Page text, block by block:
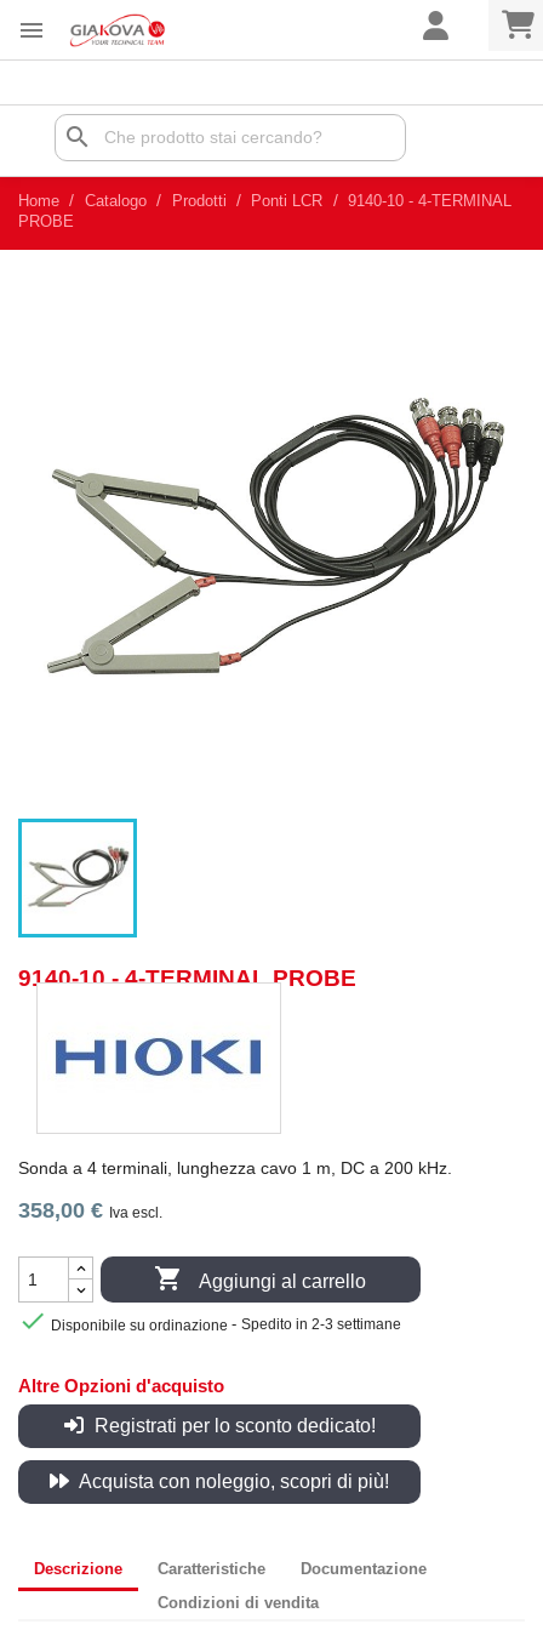

search
Home Catalogo Prodotti Ponti LCR
9140-10 - 4-TERMINAL
PROBE
9140-10 - 4-TERMINAL PROBE
Sonda a 4 terminali, lunghezza cavo 1 m, DC a 200 kHz.
358,00 € Iva escl.
 Aggiungi al carrello
 Disponibile su ordinazione - Spedito in 2-3 settimane
Altre Opzioni d'acquisto
Registrati per lo sconto dedicato!
Acquista con noleggio, scopri di più!
Descrizione Caratteristiche
Documentazione
Condizioni di vendita